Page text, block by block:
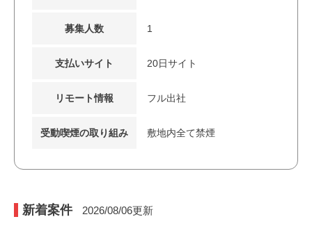
募集人数 1
支払いサイト 20日サイト
リモート情報 フル出社
受動喫煙の取り組み 敷地内全て禁煙
新着案件 2026/08/06更新